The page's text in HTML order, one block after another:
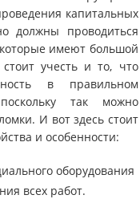
капитальных
должны проводиться
имеют большой
учесть и то, что
в правильном
так можно
И вот здесь стоит
и особенности:
оборудования
всех работ.